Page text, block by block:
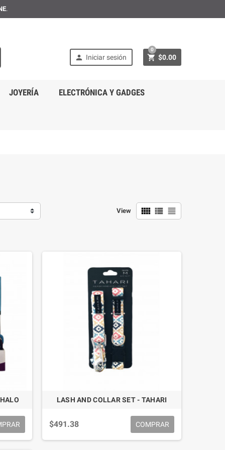
.
 Iniciar sesión  $0.00
0
JOYERÍA ELECTRÓNICA Y GADGES
View   
LASH AND COLLAR SET - TAHARI
$491.38 COMPRAR